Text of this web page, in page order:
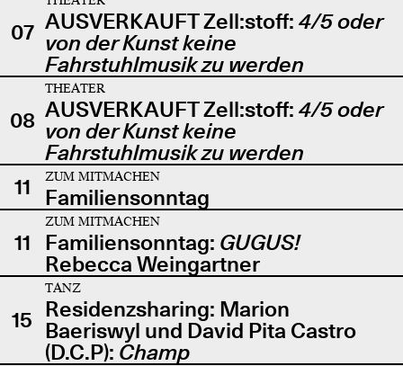
07 AUSVERKAUFT Zell:stoff: 4/5 oder
von der Kunst keine
Fahrstuhlmusik zu werden
08
THEATER
AUSVERKAUFT Zell:stoff: 4/5 oder
von der Kunst keine
Fahrstuhlmusik zu werden
11
ZUM MITMACHEN
Familiensonntag
11
ZUM MITMACHEN
Familiensonntag: GUGUS!
Rebecca Weingartner
15
TANZ
Residenzsharing: Marion
Baeriswyl und David Pita Castro
(D.C.P): Champ